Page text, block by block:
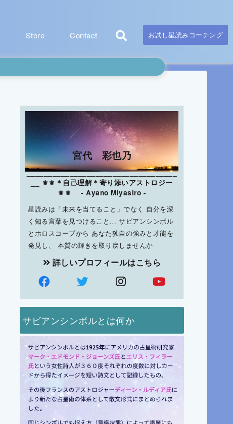
Store Contact お試し星読みコーチング
宮代 彩也乃
___________________________________
__ ⚜⚜＊自己理解＊寄り添いアストロジー
⚜⚜ - Ayano Miyasiro -
星読みは「未来を当てること」でなく 自分を深
く知る言葉を見つけること… サビアンシンボル
とホロスコープから あなた独自の強みと才能を
発見し、 本質の輝きを取り戻しませんか
詳しいプロフィールはこちら
サビアンシンボルとは何か